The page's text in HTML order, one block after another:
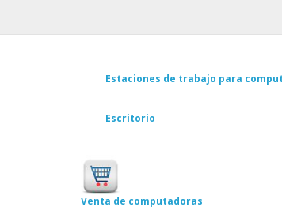
Estaciones de trabajo para
Escritorio
Venta de computadoras